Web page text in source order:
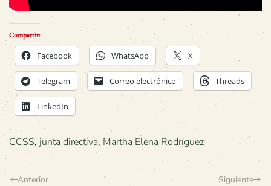
Compartir:
Facebook WhatsApp X
Telegram Correo electrónico Threads
LinkedIn
CCSS, junta directiva, Martha Elena Rodríguez
Anterior Siguiente